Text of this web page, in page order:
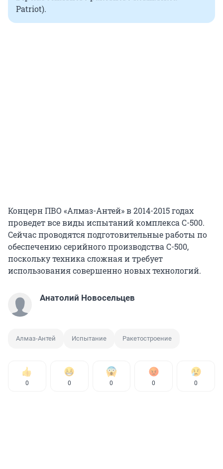
Patriot).
Концерн ПВО «Алмаз-Антей» в 2014-2015 годах
проведет все виды испытаний комплекса С-500.
Сейчас проводятся подготовительные работы по
обеспечению серийного производства С-500,
поскольку техника сложная и требует
использования совершенно новых технологий.
Анатолий Новосельцев
Алмаз-Антей Испытание Ракетостроение
0 0 0 0 0